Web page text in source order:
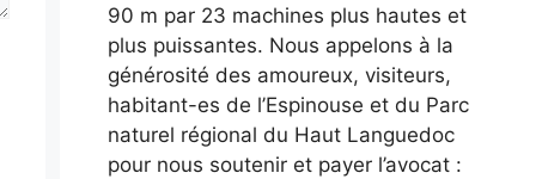
90 m par 23 machines plus hautes et
plus puissantes. Nous appelons à la
générosité des amoureux, visiteurs,
habitant-es de l’Espinouse et du Parc
naturel régional du Haut Languedoc
pour nous soutenir et payer l’avocat :